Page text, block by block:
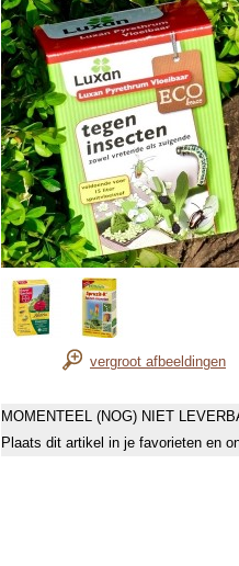
vergroot afbeeldingen
MOMENTEEL (NOG) NIET
Plaats dit artikel in je favorieten en